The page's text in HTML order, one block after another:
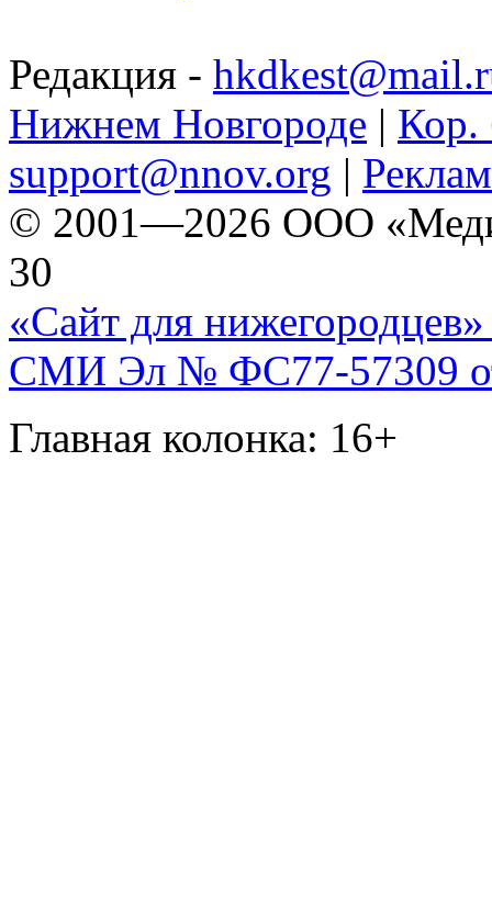
Редакция -
Нижнем Новгороде | Кор.
support@nnov.org |
© 2001—2026 ООО
30
«Сайт для нижегородцев»
СМИ Эл № ФС77-57309
Главная колонка: 16+